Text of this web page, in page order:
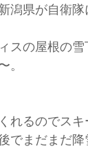
日本雪崩
協会
潟県が自衛
スの屋根の
。
れるのでスキ
でまだまだ